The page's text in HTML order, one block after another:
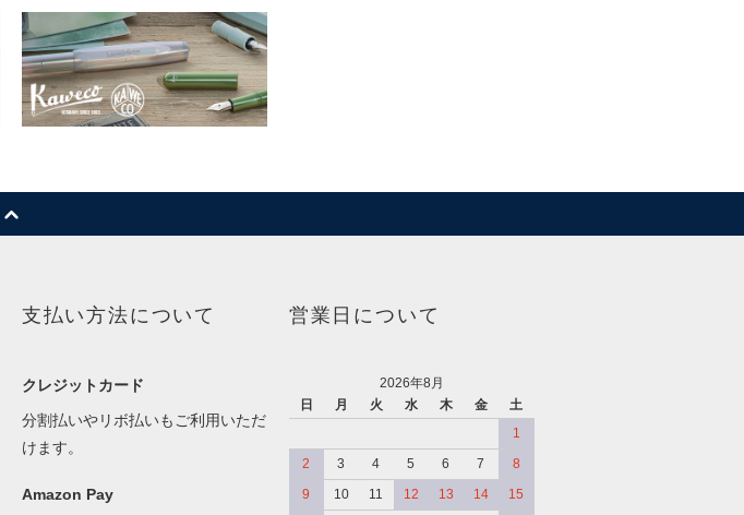
支払い方法について
クレジットカード
分割払いやリボ払いもご利用いただ
けます。
Amazon Pay
営業日について
2026年8月
日
月 火 水 木 金
土
1
2
3 4 5 6 7
8
9
10 11 12 13 14
15